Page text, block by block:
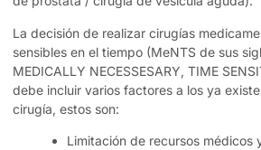
La decisión de realizar cirugías
sensibles en el tiempo (MeNTS de sus
MEDICALLY NECESSESARY, TIME
debe incluir varios factores a los ya
cirugía, estos son:
Limitación de recursos médicos